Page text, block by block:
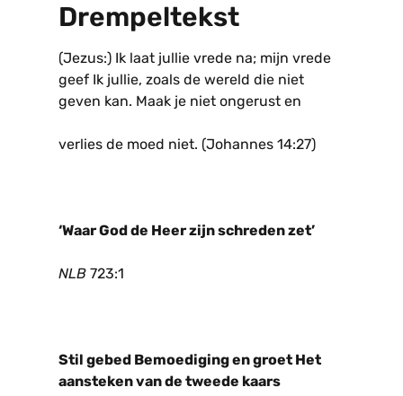
Drempeltekst
(Jezus:) Ik laat jullie vrede na; mijn vrede
geef Ik jullie, zoals de wereld die niet
geven kan. Maak je niet ongerust en
verlies de moed niet. (Johannes 14:27)
‘Waar God de Heer zijn schreden zet’
NLB 723:1
Stil gebed Bemoediging en groet Het
aansteken van de tweede kaars